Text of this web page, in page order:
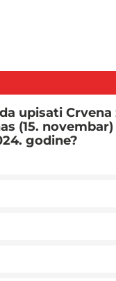
upisati Crvena
(15.
godine?